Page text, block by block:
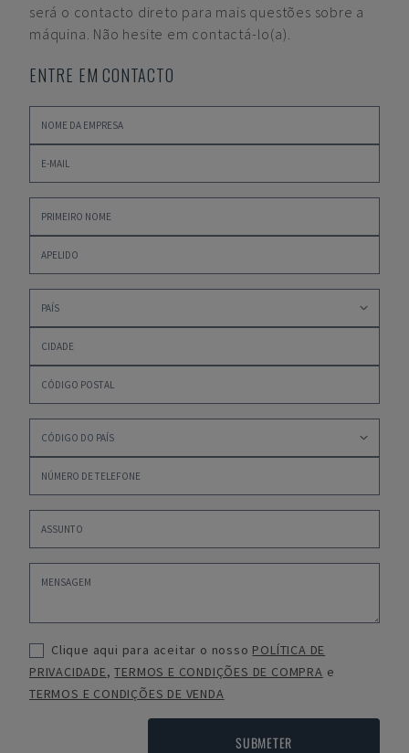
será o contacto direto para mais questões sobre a
máquina. Não hesite em contactá-lo(a).
ENTRE EM CONTACTO
Clique aqui para aceitar o nosso POLÍTICA DE
PRIVACIDADE,TERMOS E CONDIÇÕES DE COMPRA e
TERMOS E CONDIÇÕES DE VENDA
SUBMETER